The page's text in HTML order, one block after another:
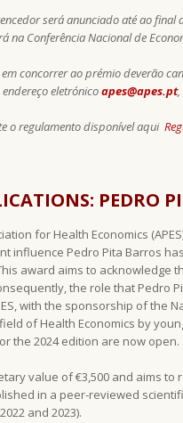
será anunciado até ao final
na Conferência Nacional de
concorrer ao prémio deverão
eletrónicoapes@apes.pt,
o regulamento disponível aqui
PEDRO
for Health Economics
influence Pedro Pita Barros
award aims to acknowledge
the role that Pedro
with the sponsorship of the
of Health Economics by
the 2024 edition are now open.
value of €3,500 and aims
in a peer-reviewed
and 2023).